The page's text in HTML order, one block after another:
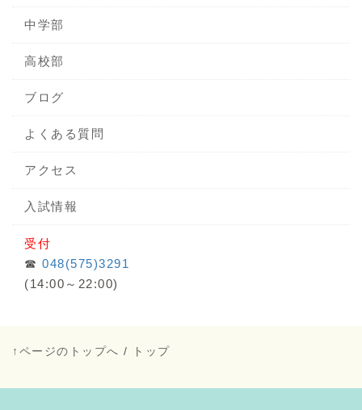
中学部
高校部
ブログ
よくある質問
アクセス
入試情報
受付
☎ 048(575)3291
(14:00～22:00)
↑ページのトップへ / トップ